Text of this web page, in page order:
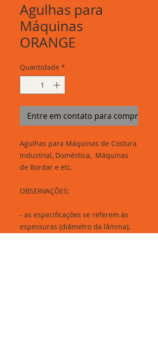
Agulhas para
Máquinas
ORANGE
Quantidade *
Entre em contato para comprar
Agulhas para Máquinas de Costura
Industrial, Doméstica, Máquinas
de Bordar e etc.
OBSERVAÇÕES:
- as especificações se referem às
espessuras (diâmetro da lâmina);